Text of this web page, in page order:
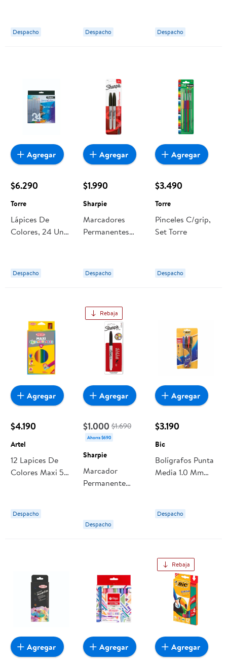
Despacho Despacho Despacho
$6.290
Torre
Lápices De
Colores, 24 Un
Despacho
Agregar
$1.990
Sharpie
Marcadores
Permanentes
Despacho
Agregar
$3.490
Torre
Pinceles C/grip,
Set Torre
Despacho
Agregar
$4.190
Artel
12 Lapices De
Colores Maxi 5m
Despacho
Agregar
Rebaja
$1.000 $1.690
Ahorra $690
Sharpie
Marcador
Permanente
Despacho
Agregar
$3.190
Bic
Bolígrafos Punta
Media 1.0 Mm
Despacho
Agregar
Agregar Agregar
Rebaja
Agregar